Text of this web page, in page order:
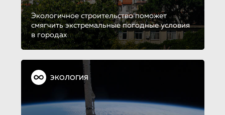
Экологичное строительство поможет
смягчить экстремальные погодные условия
в городах
ЭКОЛОГИЯ